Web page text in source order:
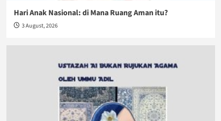
Hari Anak Nasional: di Mana Ruang Aman itu?
3 August, 2026